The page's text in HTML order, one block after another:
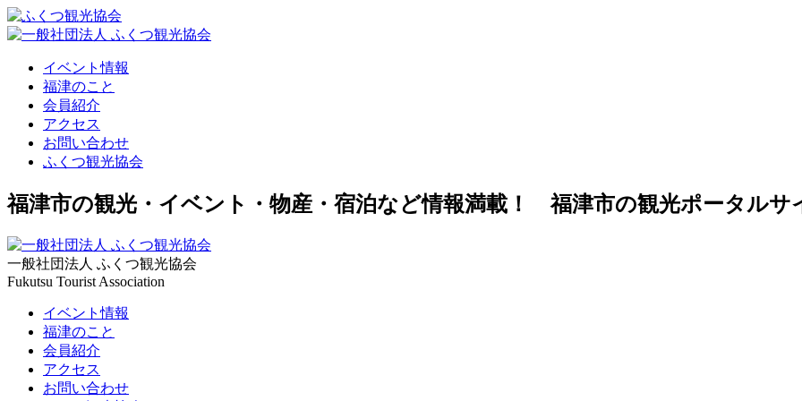
イベント情報
福津のこと
会員紹介
アクセス
お問い合わせ
ふくつ観光協会
福津市の観光・イベント・物産・宿泊など情報満載！ 福津市の観光ポータルサ
一般社団法人 ふくつ観光協会
Fukutsu Tourist Association
イベント情報
福津のこと
会員紹介
アクセス
お問い合わせ